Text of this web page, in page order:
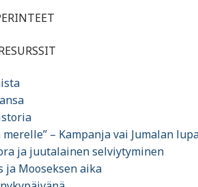
merelle” – Kampanja vai Jumalan
ja juutalainen selviytyminen
ja Mooseksen aika